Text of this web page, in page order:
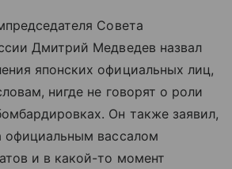
Совета
Дмитрий Медведев назвал
японских официальных лиц,
нигде не говорят о роли
Он также заявил,
официальным вассалом
и в какой-то момент